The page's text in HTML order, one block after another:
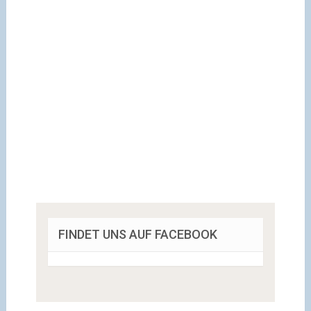
FINDET UNS AUF FACEBOOK